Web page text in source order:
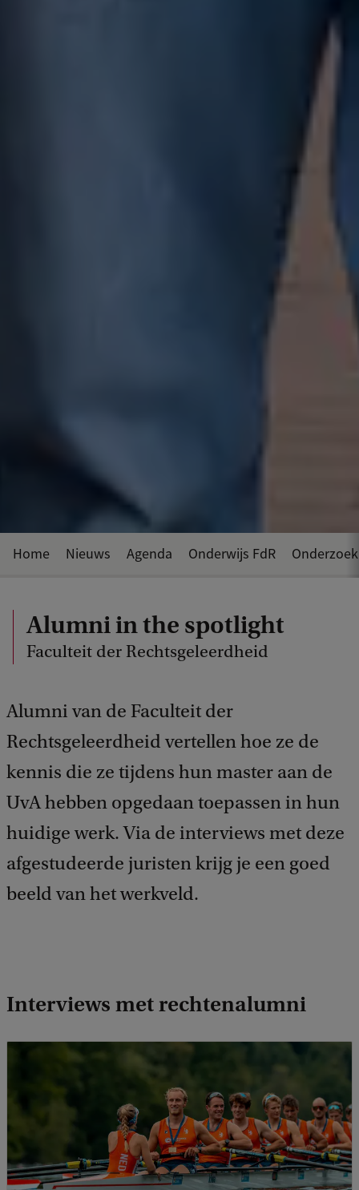
Alumni in the spotlight
Faculteit der Rechtsgeleerdheid
Alumni van de Faculteit der
Rechtsgeleerdheid vertellen hoe ze de
kennis die ze tijdens hun master aan de
UvA hebben opgedaan toepassen in hun
huidige werk. Via de interviews met deze
afgestudeerde juristen krijg je een goed
beeld van het werkveld.
Home Nieuws Agenda Onderwijs FdR
Interviews met rechtenalumni